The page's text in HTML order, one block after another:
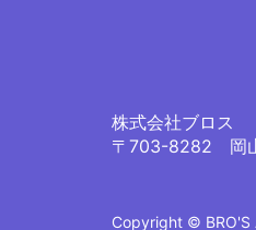
株式会社ブロス
〒703-8282 岡
Copyright © BRO'S